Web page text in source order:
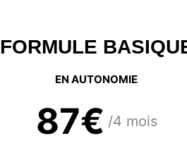
FORMULE
EN AUTONOMIE
87€ /4 mois